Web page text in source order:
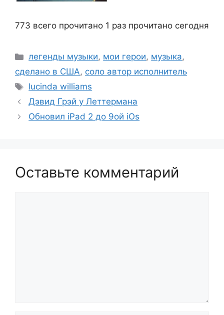
773 всего прочитано 1 раз прочитано сегодня
Рубрики
легенды музыки, мои герои, музыка,
сделано в США, соло автор исполнитель
Метки
lucinda williams
Дэвид Грэй у Леттермана
Обновил iPad 2 до 9ой iOs
Оставьте комментарий